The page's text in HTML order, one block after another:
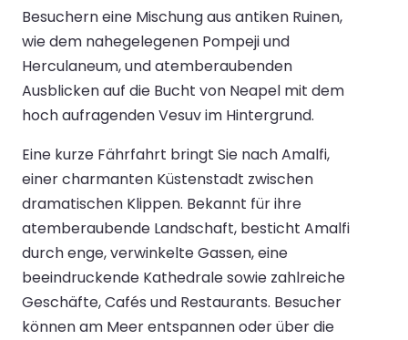
Besuchern eine Mischung aus antiken Ruinen,
wie dem nahegelegenen Pompeji und
Herculaneum, und atemberaubenden
Ausblicken auf die Bucht von Neapel mit dem
hoch aufragenden Vesuv im Hintergrund.
Eine kurze Fährfahrt bringt Sie nach Amalfi,
einer charmanten Küstenstadt zwischen
dramatischen Klippen. Bekannt für ihre
atemberaubende Landschaft, besticht Amalfi
durch enge, verwinkelte Gassen, eine
beeindruckende Kathedrale sowie zahlreiche
Geschäfte, Cafés und Restaurants. Besucher
können am Meer entspannen oder über die